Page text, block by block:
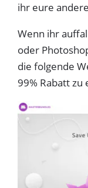
ihr eure
Wenn ihr
oder
die folgende
99% Rabatt zu